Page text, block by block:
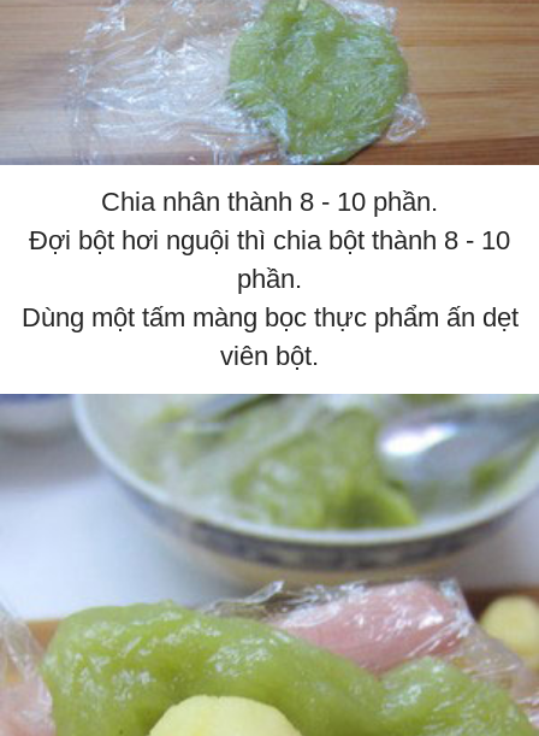
Chia nhân thành 8 - 10 phần.
Đợi bột hơi nguội thì chia bột thành 8 - 10
phần.
Dùng một tấm màng bọc thực phẩm ấn dẹt
viên bột.